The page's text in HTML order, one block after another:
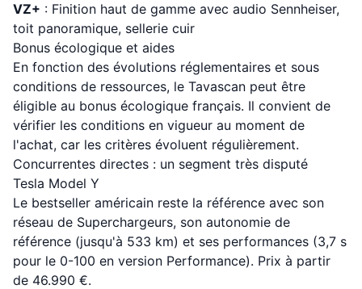
VZ+ : Finition haut de gamme avec audio Sennheiser,
toit panoramique, sellerie cuir
Bonus écologique et aides
En fonction des évolutions réglementaires et sous
conditions de ressources, le Tavascan peut être
éligible au bonus écologique français. Il convient de
vérifier les conditions en vigueur au moment de
l'achat, car les critères évoluent régulièrement.
Concurrentes directes : un segment très disputé
Tesla Model Y
Le bestseller américain reste la référence avec son
réseau de Superchargeurs, son autonomie de
référence (jusqu'à 533 km) et ses performances (3,7 s
pour le 0-100 en version Performance). Prix à partir
de 46.990 €.